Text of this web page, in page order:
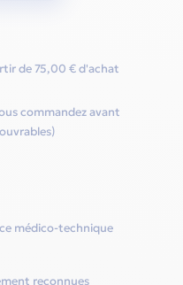
de 75,00 € d'achat
commandez avant
médico-technique
reconnues